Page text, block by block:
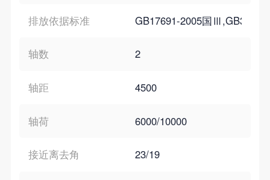
排放依据标准 GB17691-2005国Ⅲ,GB3847-
轴数 2
轴距 4500
轴荷 6000/10000
接近离去角 23/19